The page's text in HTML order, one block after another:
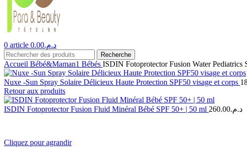
0 article د.م.0.00
Recherche
Accueil Bébé&Maman1 Bébés ISDIN Fotoprotector Fusion Water Pediatrics
Nuxe -Sun Spray Solaire Délicieux Haute Protection SPF50 visage et corps
Retour aux produits
ISDIN Fotoprotector Fusion Fluid Minéral Bébé SPF 50+ | 50 ml د.م.260.00
Cliquez pour agrandir